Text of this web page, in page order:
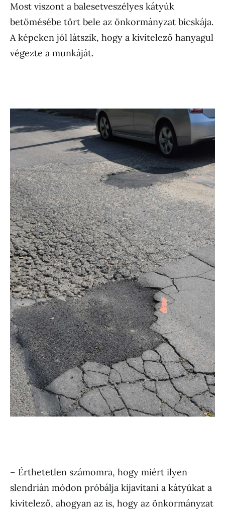
Most viszont a balesetveszélyes kátyúk
betömésébe tört bele az önkormányzat bicskája.
A képeken jól látszik, hogy a kivitelező hanyagul
végezte a munkáját.
– Érthetetlen számomra, hogy miért ilyen
slendrián módon próbálja kijavítani a kátyúkat a
kivitelező, ahogyan az is, hogy az önkormányzat